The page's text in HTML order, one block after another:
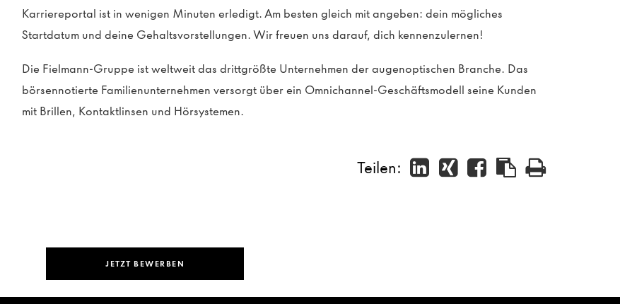
Karriereportal ist in wenigen Minuten erledigt. Am besten gleich mit angeben: dein mögliches
Startdatum und deine Gehaltsvorstellungen. Wir freuen uns darauf, dich kennenzulernen!
Die Fielmann-Gruppe ist weltweit das drittgrößte Unternehmen der augenoptischen Branche. Das
börsennotierte Familienunternehmen versorgt über ein Omnichannel-Geschäftsmodell seine Kunden
mit Brillen, Kontaktlinsen und Hörsystemen.
JETZT BEWERBEN
Teilen: